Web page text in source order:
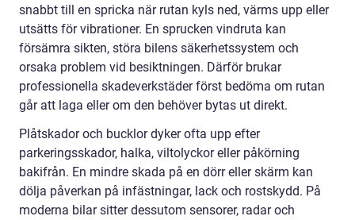
snabbt till en spricka när rutan kyls ned, värms upp eller
utsätts för vibrationer. En sprucken vindruta kan
försämra sikten, störa bilens säkerhetssystem och
orsaka problem vid besiktningen. Därför brukar
professionella skadeverkstäder först bedöma om rutan
går att laga eller om den behöver bytas ut direkt.
Plåtskador och bucklor dyker ofta upp efter
parkeringsskador, halka, viltolyckor eller påkörning
bakifrån. En mindre skada på en dörr eller skärm kan
dölja påverkan på infästningar, lack och rostskydd. På
moderna bilar sitter dessutom sensorer, radar och